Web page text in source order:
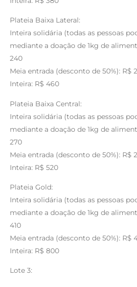
Plateia Baixa Lateral:
Inteira solidária (todas as pessoas
mediante a doação de 1kg de
240
Meia entrada (desconto de 50%): R$
Inteira: R$ 460
Plateia Baixa Central:
Inteira solidária (todas as pessoas
mediante a doação de 1kg de
270
Meia entrada (desconto de 50%): R$
Inteira: R$ 520
Plateia Gold:
Inteira solidária (todas as pessoas
mediante a doação de 1kg de
410
Meia entrada (desconto de 50%): R$
Inteira: R$ 800
Lote 3: